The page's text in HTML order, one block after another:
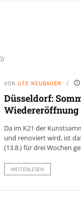
VON UTE NEUBAUER
Düsseldorf:
Wiedereröffnung
Da im K21 der
und renoviert wird, ist
(13.8.) für drei Wochen
WEITERLESEN